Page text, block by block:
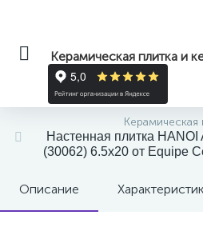
Керамическая плитка и
Керамическая
Настенная плитка
(30062) 6.5x20 от Equipe
Описание